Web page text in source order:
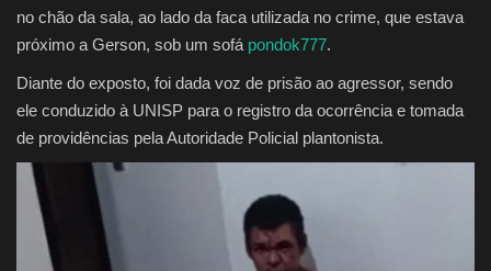
no chão da sala, ao lado da faca utilizada no crime, que estava
próximo a Gerson, sob um sofá pondok777.
Diante do exposto, foi dada voz de prisão ao agressor, sendo
ele conduzido à UNISP para o registro da ocorrência e tomada
de providências pela Autoridade Policial plantonista.